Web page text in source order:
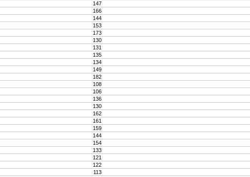
147
166
144
153
173
130
131
135
134
149
182
108
106
136
130
162
161
159
144
154
133
121
122
113